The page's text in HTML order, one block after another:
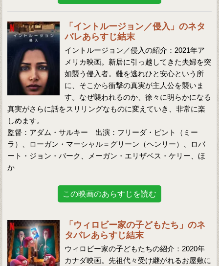
「イントルージョン／侵入」のネタ
バレあらすじ結末
イントルージョン／侵入の紹介：2021年ア
メリカ映画。新居に引っ越してきた夫婦を突
如襲う侵入者。難を逃れひと安心という所
に、そこから衝撃の真実が主人公を襲いま
す。なぜ襲われるのか、徐々に明らかになる
真実がさらに話をスリリングなものに変えていき、非常に楽
しめます。
監督：アダム・サルキー 出演：フリーダ・ピント（ミー
ラ）、ローガン・マーシャル＝グリーン（ヘンリー）、ロバ
ート・ジョン・バーク、メーガン・エリザベス・ケリー、ほ
か
この映画のあらすじを読む
「ウィロビー家の子どもたち」のネ
タバレあらすじ結末
ウィロビー家の子どもたちの紹介：2020年
カナダ映画。先祖代々受け継がれるお屋敷に